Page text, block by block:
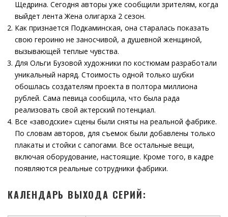
Щедрина. Сегодня авторы уже сообщили зрителям, когда
выйдет лента Жена олигарха 2 сезон.
Как признается Подкаминская, она старалась показать
свою героиню не заносчивой, а душевной женщиной,
вызывающей теплые чувства.
Для Ольги Бузовой художники по костюмам разработали
уникальный наряд. Стоимость одной только шубки
обошлась создателям проекта в полтора миллиона
рублей. Сама певица сообщила, что была рада
реализовать свой актерский потенциал.
Все «заводские» сцены были сняты на реальной фабрике.
По словам авторов, для съемок были добавлены только
плакаты и стойки с сапогами. Все остальные вещи,
включая оборудование, настоящие. Кроме того, в кадре
появляются реальные сотрудники фабрики.
КАЛЕНДАРЬ ВЫХОДА СЕРИЙ: